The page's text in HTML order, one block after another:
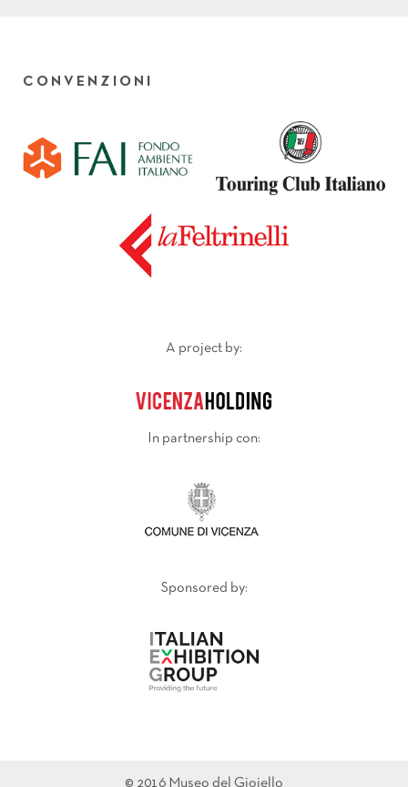
CONVENZIONI
A project by:
In partnership con:
Sponsored by:
© 2016 Museo del Gioiello